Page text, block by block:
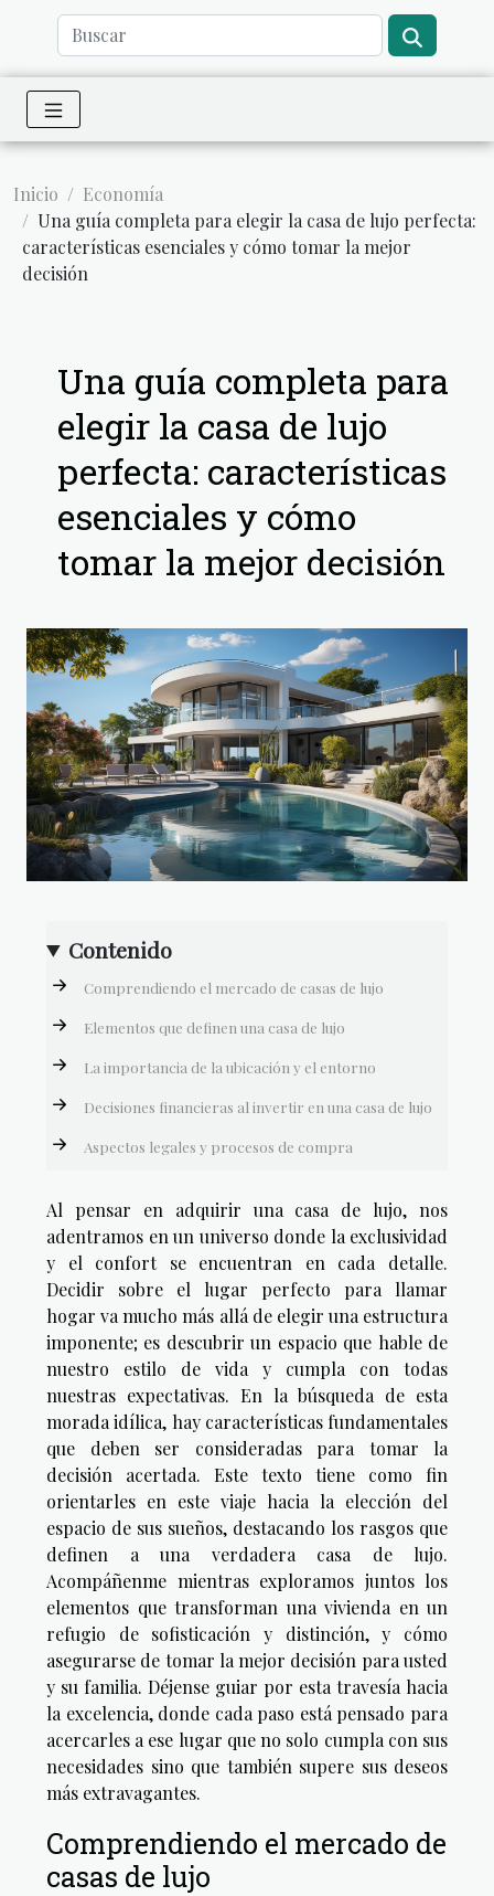
Inicio
Economía
Una guía completa para elegir la casa de lujo perfecta:
características esenciales y cómo tomar la mejor
decisión
Una guía completa para
elegir la casa de lujo
perfecta: características
esenciales y cómo
tomar la mejor decisión
Contenido
Comprendiendo el mercado de casas de lujo
Elementos que definen una casa de lujo
La importancia de la ubicación y el entorno
Decisiones financieras al invertir en una casa de lujo
Aspectos legales y procesos de compra
Al pensar en adquirir una casa de lujo, nos
adentramos en un universo donde la exclusividad
y el confort se encuentran en cada detalle.
Decidir sobre el lugar perfecto para llamar
hogar va mucho más allá de elegir una estructura
imponente; es descubrir un espacio que hable de
nuestro estilo de vida y cumpla con todas
nuestras expectativas. En la búsqueda de esta
morada idílica, hay características fundamentales
que deben ser consideradas para tomar la
decisión acertada. Este texto tiene como fin
orientarles en este viaje hacia la elección del
espacio de sus sueños, destacando los rasgos que
definen a una verdadera casa de lujo.
Acompáñenme mientras exploramos juntos los
elementos que transforman una vivienda en un
refugio de sofisticación y distinción, y cómo
asegurarse de tomar la mejor decisión para usted
y su familia. Déjense guiar por esta travesía hacia
la excelencia, donde cada paso está pensado para
acercarles a ese lugar que no solo cumpla con sus
necesidades sino que también supere sus deseos
más extravagantes.
Comprendiendo el mercado de
casas de lujo